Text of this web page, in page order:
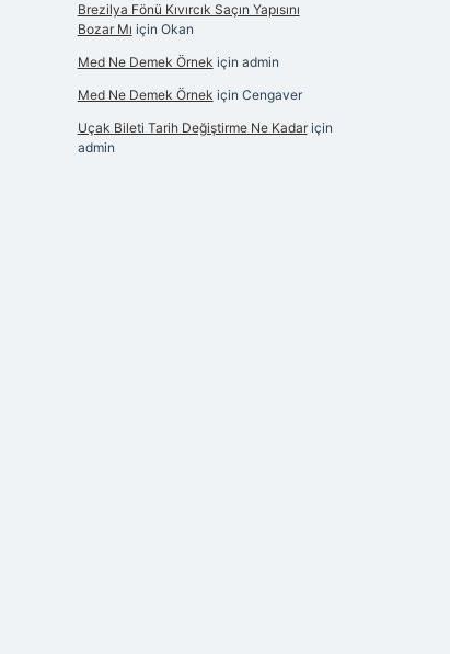
Brezilya Fönü Kıvırcık Saçın Yapısını
Bozar Mı için Okan
Med Ne Demek Örnek için admin
Med Ne Demek Örnek için Cengaver
Uçak Bileti Tarih Değiştirme Ne Kadariçin
admin